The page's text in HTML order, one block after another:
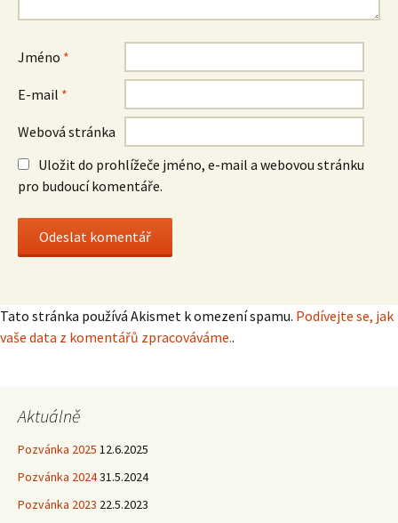
Jméno *
E-mail *
Webová stránka
Uložit do prohlížeče jméno, e-mail a webovou stránku
pro budoucí komentáře.
Tato stránka používá Akismet k omezení spamu. Podívejte se, jak
vaše data z komentářů zpracováváme..
Aktuálně
Pozvánka 2025 12.6.2025
Pozvánka 202431.5.2024
Pozvánka 2023 22.5.2023